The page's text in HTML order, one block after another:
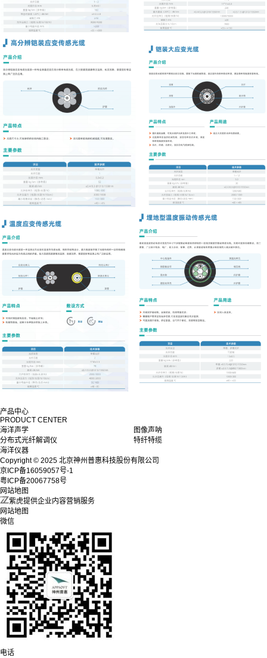
产品中心
PRODUCT CENTER
海洋声学
图像声呐
分布式光纤解调仪
特纤特缆
海洋仪器
Copyright © 2025 北京神州普惠科技股份有限公司
京ICP备16059057号-1
粤ICP备20067758号
网站地图
紫虎提供企业内容营销服务
网站地图
微信
电话